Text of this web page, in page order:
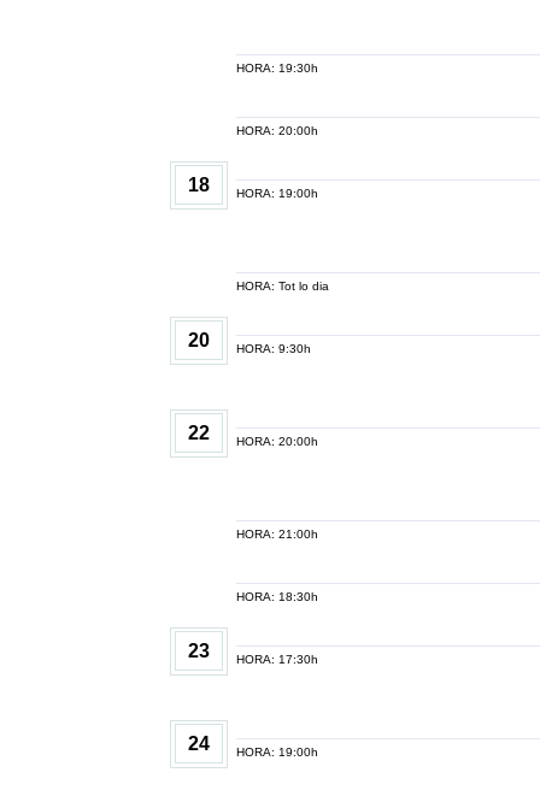
HORA: 19:30h
HORA: 20:00h
18 HORA: 19:00h
HORA: Tot lo dia
20 HORA: 9:30h
22 HORA: 20:00h
HORA: 21:00h
HORA: 18:30h
23 HORA: 17:30h
24 HORA: 19:00h